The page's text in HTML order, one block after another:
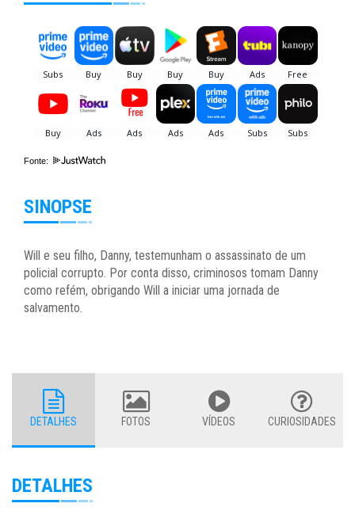
Fonte:
SINOPSE
Will e seu filho, Danny, testemunham o assassinato de um
policial corrupto. Por conta disso, criminosos tomam Danny
como refém, obrigando Will a iniciar uma jornada de
salvamento.
DETALHES FOTOS VÍDEOS CURIOSIDADES
DETALHES